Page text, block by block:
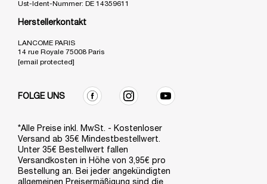
Ust-Ident-Nummer: DE 14359611
Herstellerkontakt
LANCOME PARIS
14 rue Royale 75008 Paris
[email protected]
FOLGE UNS
*Alle Preise inkl. MwSt. - Kostenloser
Versand ab 35€ Mindestbestellwert.
Unter 35€ Bestellwert fallen
Versandkosten in Höhe von 3,95€ pro
Bestellung an. Bei jeder angekündigten